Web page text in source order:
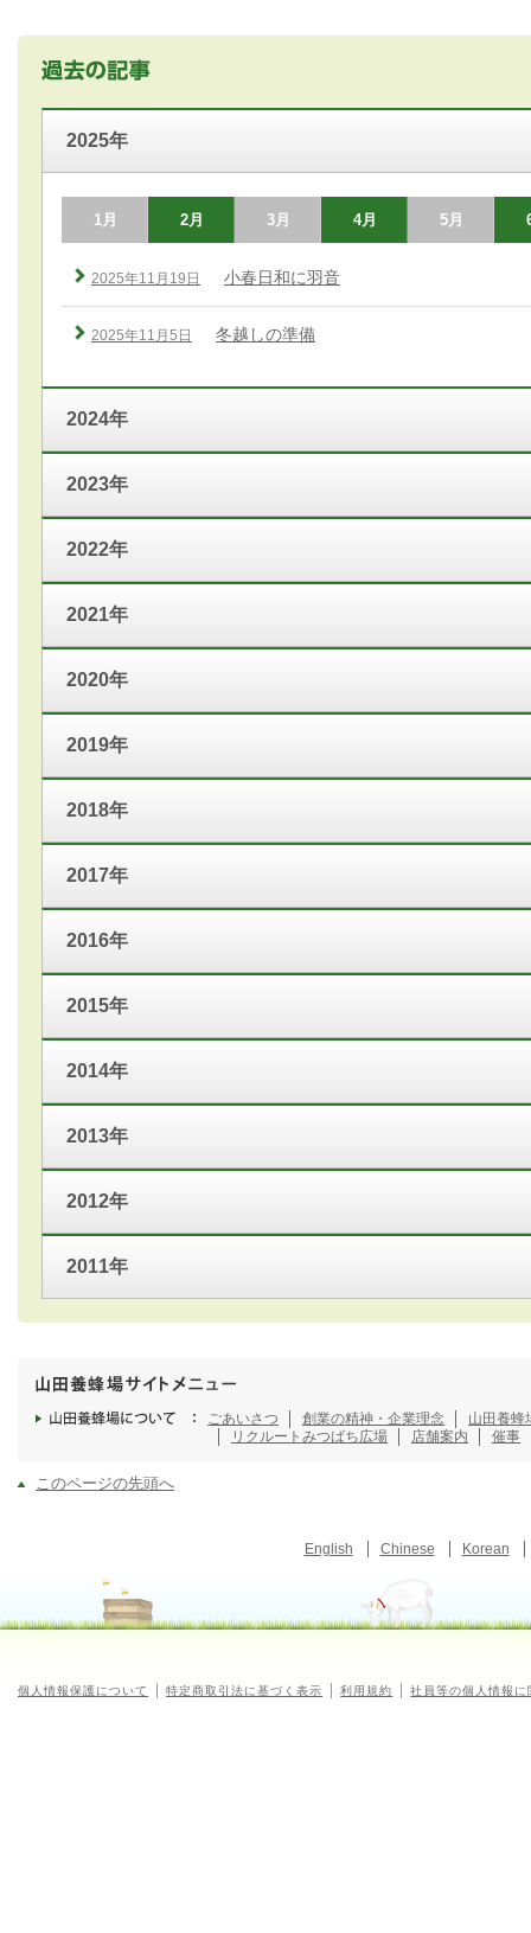
2025年
1月 2月 3月 4月 5月
2025年11月19日 小春日和に羽音
2025年11月5日 冬越しの準備
2024年
2023年
2022年
2021年
2020年
2019年
2018年
2017年
2016年
2015年
2014年
2013年
2012年
2011年
ごあいさつ 創業の精神・企業理念
山田養蜂
リクルート みつばち広場 店舗案内 催事
このページの先頭へ
English Chinese Korean
個人情報保護について 特定商取引法に基づく表示 利用規約 社員等の個人情報